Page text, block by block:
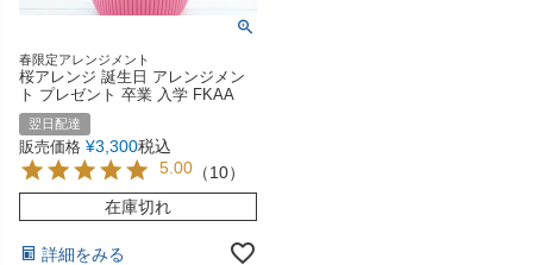
春限定アレンジメント
桜アレンジ 誕生日 アレンジメン
ト プレゼント 卒業 入学 FKAA
翌日配達
販売価格 ¥3,300税込
5.00 （10）
在庫切れ
詳細をみる